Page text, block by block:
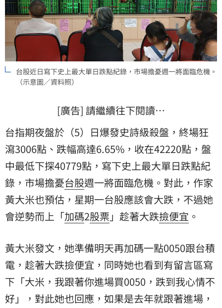
台股近日寫下史上最大單日跌點紀錄，市場擔憂週一將面臨危機。
（示意圖／資料照）
[廣告] 請繼續往下閱讀…
台指期夜盤於（5）日爆發史詩級殺盤，終場狂
瀉3006點、跌幅高達6.65%，收在42220點，盤
中最低下探40779點，寫下史上最大單日跌點紀
錄，市場擔憂台股週一將面臨危機。對此，作家
黃大米也預估，星期一台股應該會大跌，不過她
會逆勢而上「加碼2股票 」趁著大跌撿便宜 。
黃大米發文，她準備明天再加碼一點0050跟台積
電 ，趁著大跌撿便宜，同時她也看到有留言區寫
下「大米，我跟著你進場買0050，跌到我心情不
好」，對此她也回應，如果是去年就跟著進場，